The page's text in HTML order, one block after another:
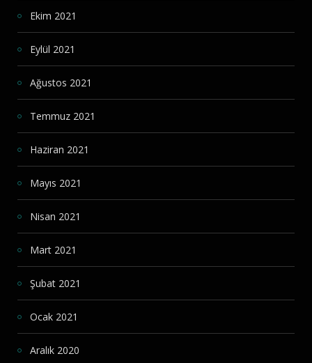
Ekim 2021
Eylül 2021
Ağustos 2021
Temmuz 2021
Haziran 2021
Mayıs 2021
Nisan 2021
Mart 2021
Şubat 2021
Ocak 2021
Aralık 2020